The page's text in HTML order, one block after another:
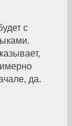
с
да.